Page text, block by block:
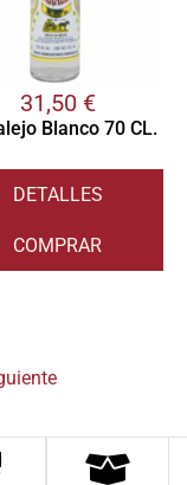
31,50 €
Blanco 70 CL.
DETALLES
COMPRAR